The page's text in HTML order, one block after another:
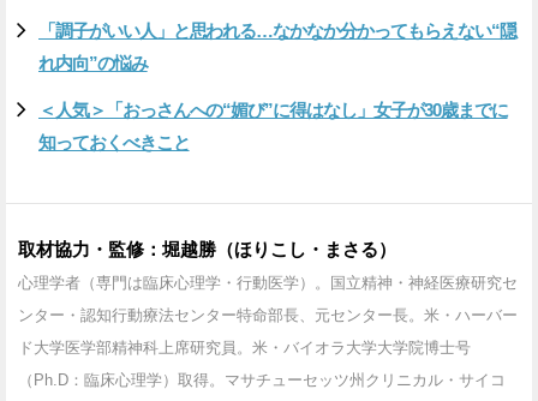
「調子がいい人」と思われる…なかなか分かってもらえない“隠
れ内向”の悩み
＜人気＞「おっさんへの“媚び”に得はなし」女子が30歳までに
知っておくべきこと
取材協力・監修：堀越勝（ほりこし・まさる）
心理学者（専門は臨床心理学・行動医学）。国立精神・神経医療研究セ
ンター・認知行動療法センター特命部長、元センター長。米・ハーバー
ド大学医学部精神科上席研究員。米・バイオラ大学大学院博士号
（Ph.D：臨床心理学）取得。マサチューセッツ州クリニカル・サイコ